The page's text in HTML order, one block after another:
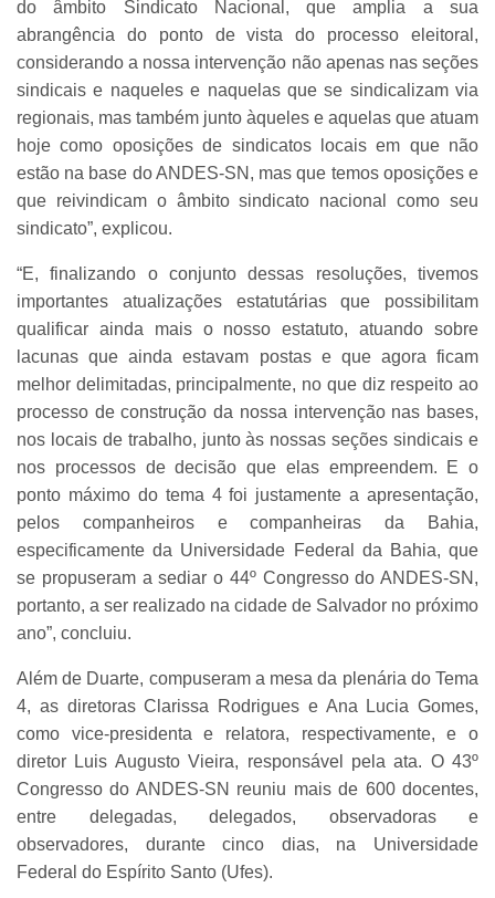
do âmbito Sindicato Nacional, que amplia a sua
abrangência do ponto de vista do processo eleitoral,
considerando a nossa intervenção não apenas nas seções
sindicais e naqueles e naquelas que se sindicalizam via
regionais, mas também junto àqueles e aquelas que atuam
hoje como oposições de sindicatos locais em que não
estão na base do ANDES-SN, mas que temos oposições e
que reivindicam o âmbito sindicato nacional como seu
sindicato”, explicou.
“E, finalizando o conjunto dessas resoluções, tivemos
importantes atualizações estatutárias que possibilitam
qualificar ainda mais o nosso estatuto, atuando sobre
lacunas que ainda estavam postas e que agora ficam
melhor delimitadas, principalmente, no que diz respeito ao
processo de construção da nossa intervenção nas bases,
nos locais de trabalho, junto às nossas seções sindicais e
nos processos de decisão que elas empreendem. E o
ponto máximo do tema 4 foi justamente a apresentação,
pelos companheiros e companheiras da Bahia,
especificamente da Universidade Federal da Bahia, que
se propuseram a sediar o 44º Congresso do ANDES-SN,
portanto, a ser realizado na cidade de Salvador no próximo
ano”, concluiu.
Além de Duarte, compuseram a mesa da plenária do Tema
4, as diretoras Clarissa Rodrigues e Ana Lucia Gomes,
como vice-presidenta e relatora, respectivamente, e o
diretor Luis Augusto Vieira, responsável pela ata. O 43º
Congresso do ANDES-SN reuniu mais de 600 docentes,
entre delegadas, delegados, observadoras e
observadores, durante cinco dias, na Universidade
Federal do Espírito Santo (Ufes).